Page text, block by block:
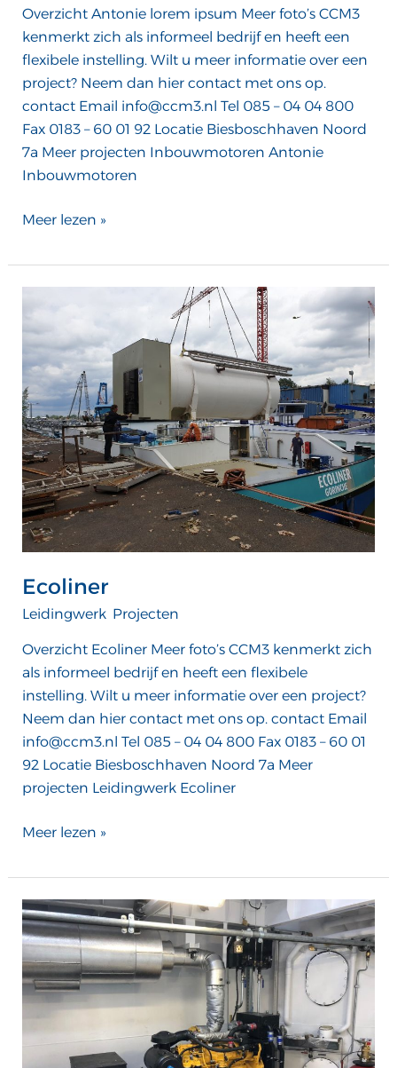
Overzicht Antonie lorem ipsum Meer foto’s CCM3
kenmerkt zich als informeel bedrijf en heeft een
flexibele instelling. Wilt u meer informatie over een
project? Neem dan hier contact met ons op.
contact Email info@ccm3.nl Tel 085 – 04 04 800
Fax 0183 – 60 01 92 Locatie Biesboschhaven Noord
7a Meer projecten Inbouwmotoren Antonie
Inbouwmotoren
Meer lezen »
Ecoliner
Leidingwerk, Projecten
Overzicht Ecoliner Meer foto’s CCM3 kenmerkt zich
als informeel bedrijf en heeft een flexibele
instelling. Wilt u meer informatie over een project?
Neem dan hier contact met ons op. contact Email
info@ccm3.nl Tel 085 – 04 04 800 Fax 0183 – 60 01
92 Locatie Biesboschhaven Noord 7a Meer
projecten Leidingwerk Ecoliner
Meer lezen »
Colorado